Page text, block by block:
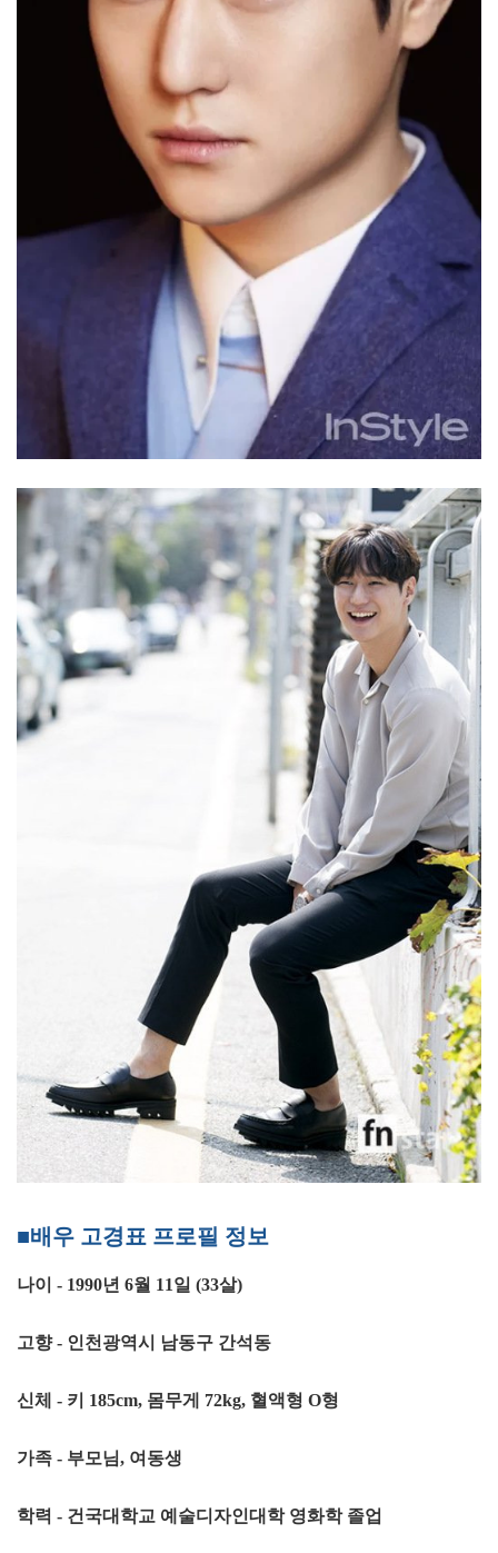
■배우 고경표 프로필 정보
나이 - 1990년 6월 11일 (33살)
고향 - 인천광역시 남동구 간석동
신체 - 키 185cm, 몸무게 72kg, 혈액형 O형
가족 - 부모님, 여동생
학력 - 건국대학교 예술디자인대학 영화학 졸업